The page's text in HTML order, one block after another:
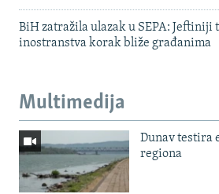
BiH zatražila ulazak u SEPA: Jeftiniji
inostranstva korak bliže građanima
Multimedija
Dunav testira
regiona